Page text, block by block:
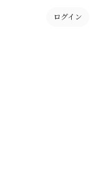
ログイン